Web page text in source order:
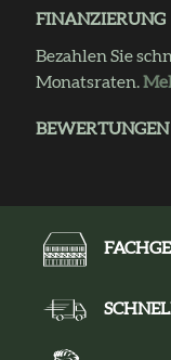
FINANZIERUNG
Bezahlen Sie
Monatsraten.
BEWERTUNGEN